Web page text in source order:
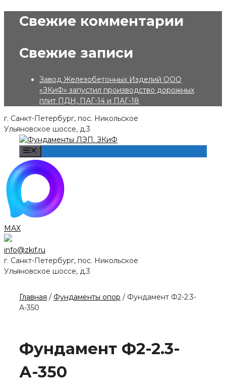
Свежие комментарии
Свежие записи
Завод Железобетонных Изделий ООО
«ЗКиФ» запустил производство дорожных
плит ПДН, ПАГ-14 и ПАГ-18
г. Санкт-Петербург, пос. Никольское
Ульяновское шоссе, д.3
MAX
info@zkif.ru
г. Санкт-Петербург, пос. Никольское
Ульяновское шоссе, д.3
Главная / Фундаменты опор / Фундамент Ф2-2.3-
А-350
Фундамент Ф2-2.3-
А-350